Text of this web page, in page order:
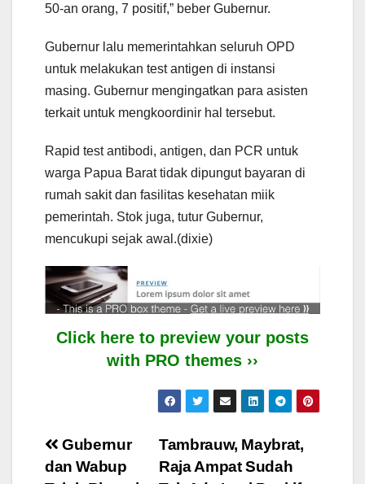
50-an orang, 7 positif,” beber Gubernur.
Gubernur lalu memerintahkan seluruh OPD
untuk melakukan test antigen di instansi
masing. Gubernur mengingatkan para asisten
terkait untuk mengkoordinir hal tersebut.
Rapid test antibodi, antigen, dan PCR untuk
warga Papua Barat tidak dipungut bayaran di
rumah sakit dan fasilitas kesehatan miik
pemerintah. Stok juga, tutur Gubernur,
mencukupi sejak awal.(dixie)
Click here to preview your posts
with PRO themes ››
Post
Tambrauw, Maybrat,
Raja Ampat Sudah
Gubernur
dan Wabup